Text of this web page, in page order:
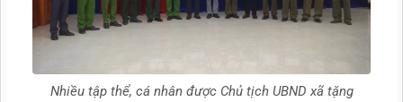
Nhiều tập thể, cá nhân được Chủ tịch UBND xã tặng